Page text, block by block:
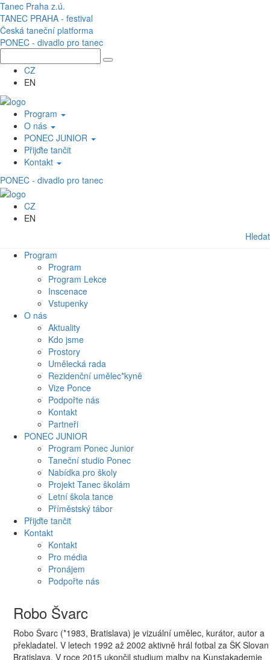
Přejít k hlavnímu obsahu
Tanec Praha z.ú.
TANEC PRAHA - festival
Česká taneční platforma
PONEC - divadlo pro tanec
CZ
EN
Program
O nás
PONEC JUNIOR
Přijďte tančit
Kontakt
PONEC - divadlo pro tanec
CZ
EN
Hledat
Program
Program
Program Lekce
Inscenace
Vstupenky
O nás
Aktuality
Kdo jsme
Prostory
Umělecká rada
Rezidenční umělec*kyně
Vize Ponce
Podpořte nás
Kontakt
Partneři
PONEC JUNIOR
Program Ponec Junior
Taneční studio Ponec
Nabídka pro školy
Projekt Tanec školám
Letní škola tance
Příměstský tábor
Přijďte tančit
Kontakt
Kontakt
Pro média
Pronájem
Podpořte nás
Robo Švarc
Robo Švarc (*1983, Bratislava) je vizuální umělec, kurátor, autor a
překladatel. V letech 1992 až 2002 aktivně hrál fotbal za ŠK Slovan
Bratislava. V roce 2015 ukončil studium malby na Kunstakademie